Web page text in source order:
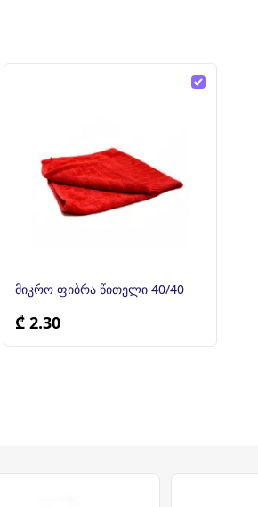
მიკრო ფიბრა წითელი 40/40
₾ 2.30